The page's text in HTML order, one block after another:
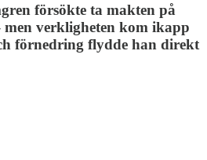
försökte ta makten på
verkligheten kom ikapp
förnedring flydde han direkt